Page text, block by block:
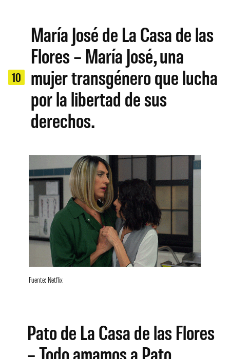
10
María José de La Casa de las
Flores – María José, una
mujer transgénero que lucha
por la libertad de sus
derechos.
Fuente: Netflix
Pato de La Casa de las Flores
– Todo amamos a Pato,